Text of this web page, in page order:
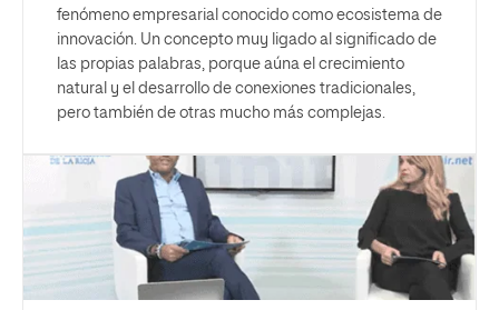
fenómeno empresarial conocido como ecosistema de
innovación. Un concepto muy ligado al significado de
las propias palabras, porque aúna el crecimiento
natural y el desarrollo de conexiones tradicionales,
pero también de otras mucho más complejas.